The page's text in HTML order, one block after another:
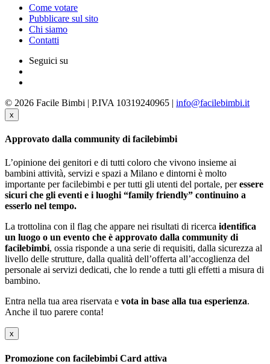
Come votare
Pubblicare sul sito
Chi siamo
Contatti
Seguici su
© 2026 Facile Bimbi | P.IVA 10319240965 | info@facilebimbi.it
x
Approvato dalla community di facilebimbi
L’opinione dei genitori e di tutti coloro che vivono insieme ai
bambini attività, servizi e spazi a Milano e dintorni è molto
importante per facilebimbi e per tutti gli utenti del portale, peressere
sicuri che gli eventi e i luoghi “family friendly” continuino a
esserlo nel tempo.
La trottolina con il flag che appare nei risultati di ricerca identifica
un luogo o un evento che è approvato dalla community di
facilebimbi, ossia risponde a una serie di requisiti, dalla sicurezza al
livello delle strutture, dalla qualità dell’offerta all’accoglienza del
personale ai servizi dedicati, che lo rende a tutti gli effetti a misura di
bambino.
Entra nella tua area riservata e vota in base alla tua esperienza.
Anche il tuo parere conta!
x
Promozione con facilebimbi Card attiva